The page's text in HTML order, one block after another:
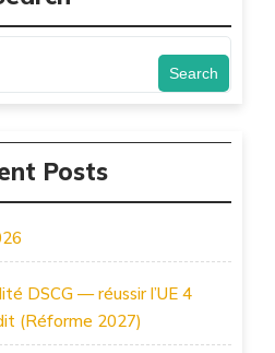
Search
Posts
DSCG — réussir l’UE 4
(Réforme 2027)